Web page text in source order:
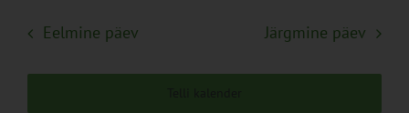
Navigation
Eelmine päev Järgmine päev